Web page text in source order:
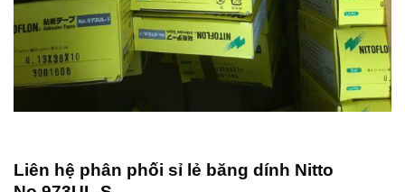
Liên hệ phân phối sỉ lẻ băng dính Nitto